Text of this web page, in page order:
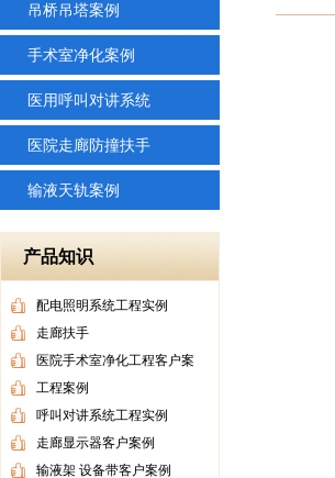
吊桥吊塔案例
手术室净化案例
医用呼叫对讲系统
医院走廊防撞扶手
输液天轨案例
产品知识
配电照明系统工程实例
走廊扶手
医院手术室净化工程客户案
工程案例
呼叫对讲系统工程实例
走廊显示器客户案例
输液架 设备带客户案例